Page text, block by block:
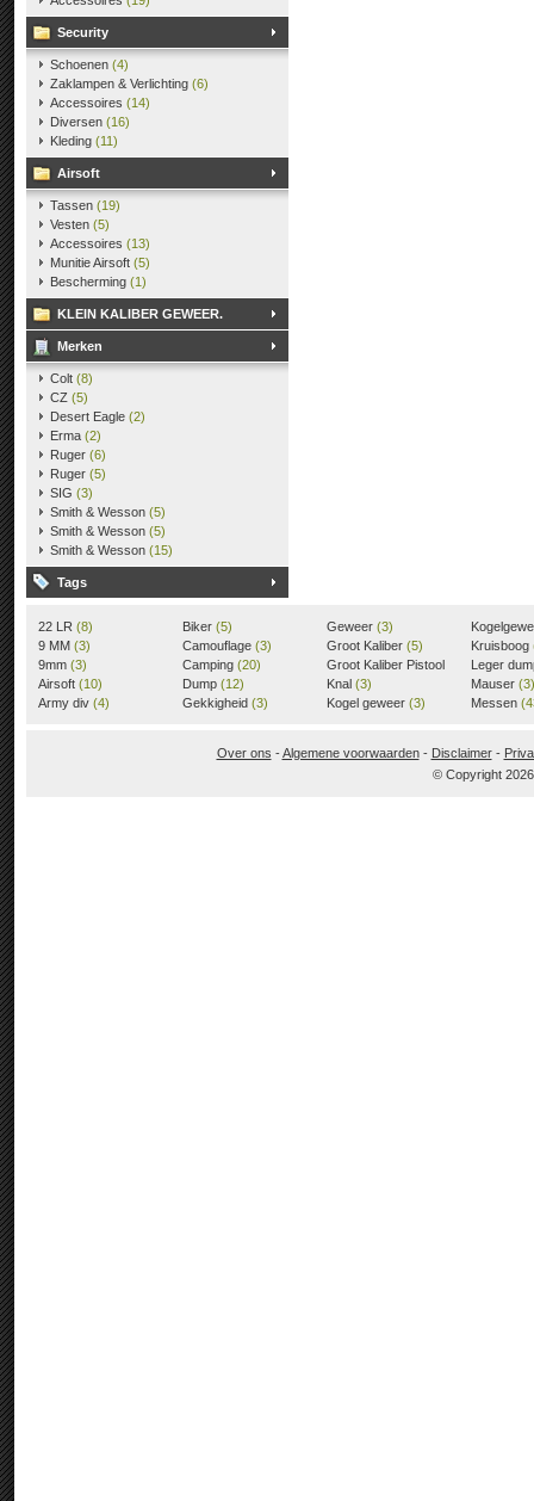
Security
Schoenen (4)
Zaklampen & Verlichting (6)
Accessoires (14)
Diversen (16)
Kleding (11)
Airsoft
Tassen (19)
Vesten (5)
Accessoires (13)
Munitie Airsoft (5)
Bescherming (1)
KLEIN KALIBER GEWEER.
Merken
Colt (8)
CZ (5)
Desert Eagle (2)
Erma (2)
Ruger (6)
Ruger (5)
SIG (3)
Smith & Wesson (5)
Smith & Wesson (5)
Smith & Wesson (15)
Tags
22 LR (8)
9 MM (3)
9mm (3)
Airsoft (10)
Army div (4)
Biker (5)
Camouflage (3)
Camping (20)
Dump (12)
Gekkigheid (3)
Geweer (3)
Groot Kaliber (5)
Groot Kaliber Pistool
(3)
Knal (3)
Kogel geweer (3)
Kruisboog
Leger
Mauser (3)
Messen
Over ons -Algemene voorwaarden- Disclaimer-
© Copyright